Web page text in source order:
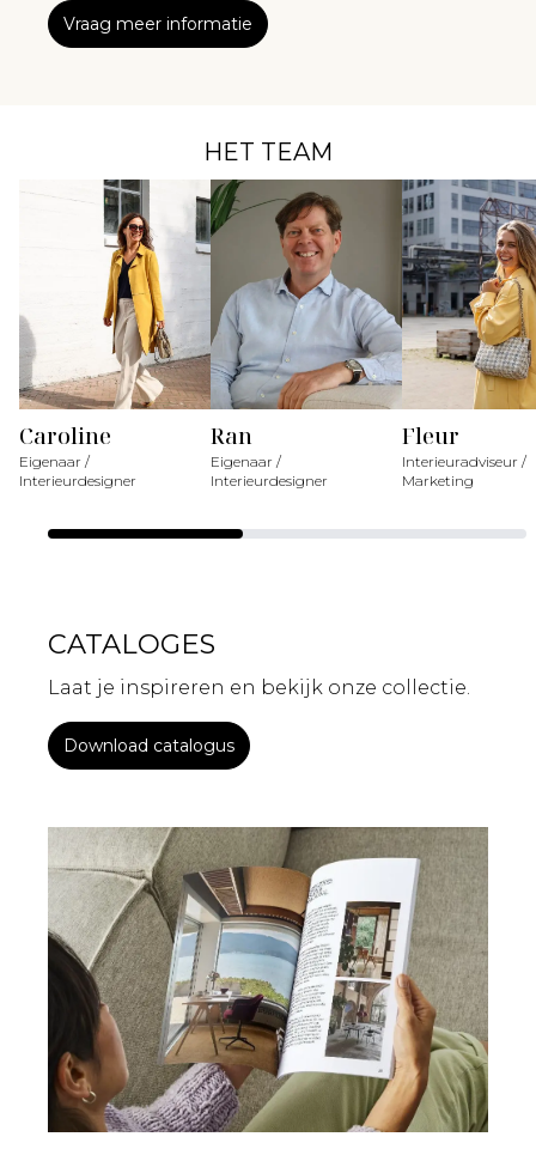
Vraag meer informatie
HET TEAM
Caroline
Eigenaar /
Interieurdesigner
Ran
Eigenaar /
Interieurdesigner
Fleur
Interieuradviseur /
Marketing
CATALOGES
Laat je inspireren en bekijk onze collectie.
Download catalogus